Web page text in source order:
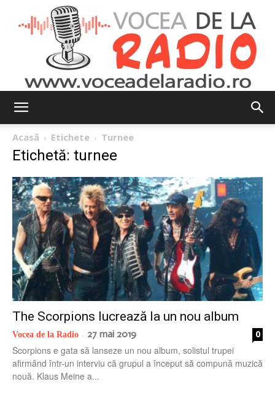
la
radio
Acasă Etichete Turnee
Etichetă: turnee
The Scorpions lucrează la un nou album
Vocea de la Radio - 27 mai 2019 0
Scorpions e gata să lanseze un nou album, solistul trupei
afirmând într-un interviu că grupul a început să compună muzică
nouă. Klaus Meine a...